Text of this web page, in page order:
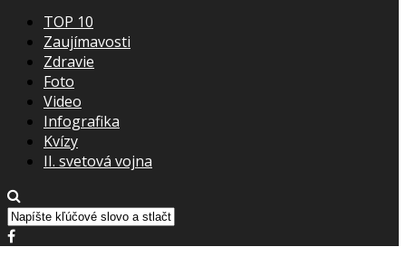
TOP 10
Zaujímavosti
Zdravie
Foto
Video
Infografika
Kvízy
II. svetová vojna